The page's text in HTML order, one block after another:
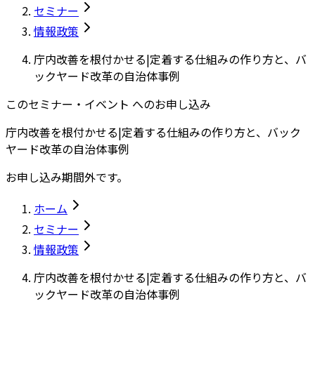
セミナー
情報政策
庁内改善を根付かせる|定着する仕組みの作り方と、バ
ックヤード改革の自治体事例
このセミナー・イベント へのお申し込み
庁内改善を根付かせる|定着する仕組みの作り方と、バック
ヤード改革の自治体事例
お申し込み期間外です。
ホーム
セミナー
情報政策
庁内改善を根付かせる|定着する仕組みの作り方と、バ
ックヤード改革の自治体事例